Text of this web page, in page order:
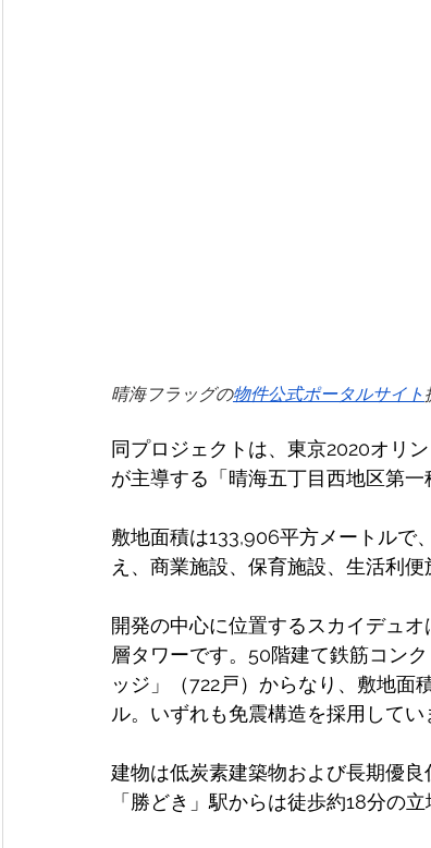
晴海フラッグの物件公式ポータルサイト
同プロジェクトは、東京2020オリ
が主導する「晴海五丁目西地区第
敷地面積は133,906平方メートルで
え、商業施設、保育施設、生活利
開発の中心に位置するスカイデュ
層タワーです。50階建て鉄筋コン
ッジ」（722戸）からなり、敷地面
ル。いずれも免震構造を採用してい
建物は低炭素建築物および長期優
「勝どき」駅からは徒歩約18分の立